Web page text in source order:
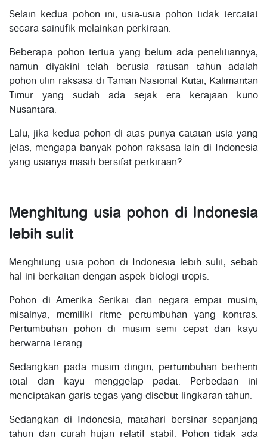
Selain kedua pohon ini, usia-usia pohon tidak tercatat
secara saintifik melainkan perkiraan.
Beberapa pohon tertua yang belum ada penelitiannya,
namun diyakini telah berusia ratusan tahun adalah
pohon ulin raksasa di Taman Nasional Kutai, Kalimantan
Timur yang sudah ada sejak era kerajaan kuno
Nusantara.
Lalu, jika kedua pohon di atas punya catatan usia yang
jelas, mengapa banyak pohon raksasa lain di Indonesia
yang usianya masih bersifat perkiraan?
Menghitung usia pohon di Indonesia
lebih sulit
Menghitung usia pohon di Indonesia lebih sulit, sebab
hal ini berkaitan dengan aspek biologi tropis.
Pohon di Amerika Serikat dan negara empat musim,
misalnya, memiliki ritme pertumbuhan yang kontras.
Pertumbuhan pohon di musim semi cepat dan kayu
berwarna terang.
Sedangkan pada musim dingin, pertumbuhan berhenti
total dan kayu menggelap padat. Perbedaan ini
menciptakan garis tegas yang disebut lingkaran tahun.
Sedangkan di Indonesia, matahari bersinar sepanjang
tahun dan curah hujan relatif stabil. Pohon tidak ada